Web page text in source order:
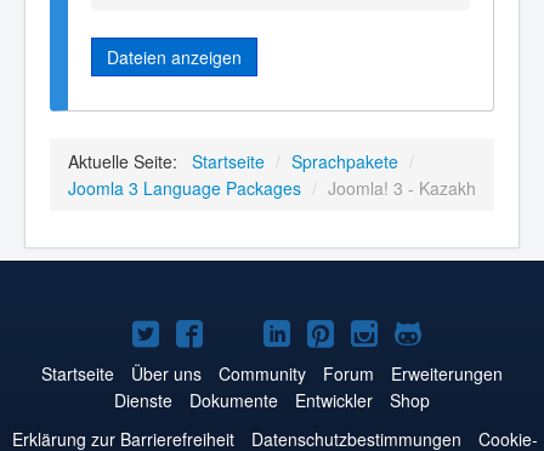
Dateien anzeigen
Aktuelle Seite: Startseite / Sprachpakete /
Joomla 3 Language Packages / Joomla! 3 - Kazakh
Joomla!
auf
Twitter
Joomla!
auf
Facebook
Joomla!
auf
YouTube
Joomla!
auf
LinkedIn
Joomla!
auf
Pinterest
Joomla!
auf
Instagram
Joomla!
auf
GitHub
Startseite Über uns Community Forum
Erweiterungen
Dienste
Dokumente Entwickler
Shop
Erklärung zur Barrierefreiheit
Datenschutzbestimmungen Cookie-